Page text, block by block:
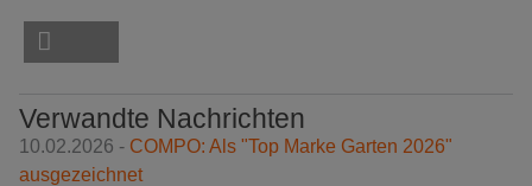
Verwandte Nachrichten
10.02.2026 - COMPO: Als "Top Marke Garten 2026"
ausgezeichnet